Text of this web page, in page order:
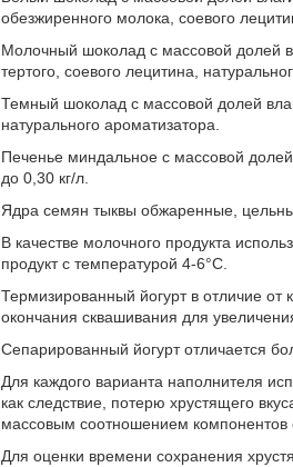
обезжиренного молока, соевого
Молочный шоколад с массовой долей
тертого, соевого лецитина,
Темный шоколад с массовой долей
натурального ароматизатора.
Печенье миндальное с массовой
до 0,30 кг/л.
Ядра семян тыквы обжаренные,
В качестве молочного продукта
продукт с температурой 4-6°С.
Термизированный йогурт в отличие от
окончания сквашивания для
Сепарированный йогурт отличается
Для каждого варианта наполнителя
как следствие, потерю хрустящего
массовым соотношением компонентов
Для оценки времени сохранения